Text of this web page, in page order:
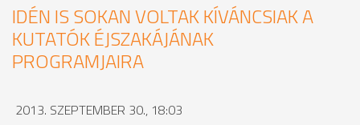
IDÉN IS SOKAN VOLTAK KÍVÁNCSIAK A
KUTATÓK ÉJSZAKÁJÁNAK
PROGRAMJAIRA
2013. SZEPTEMBER 30., 18:03